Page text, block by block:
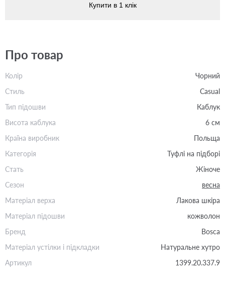
Купити в 1 клік
Про товар
Колір
Чорний
Стиль
Casual
Тип підошви
Каблук
Висота каблука
6 см
Країна виробник
Польща
Категорія
Туфлі на підборі
Стать
Жіноче
Сезон
весна
Матеріал верха
Лакова шкіра
Матеріал підошви
кожволон
Бренд
Bosca
Матеріал устілки і підкладки
Натуральне хутро
Артикул
1399.20.337.9